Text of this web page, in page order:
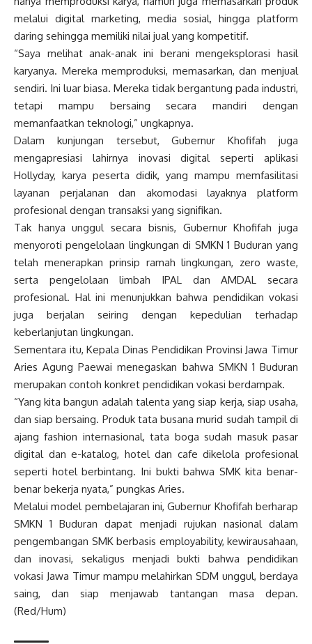
melalui digital marketing, media sosial, hingga platform
daring sehingga memiliki nilai jual yang kompetitif.
“Saya melihat anak-anak ini berani mengeksplorasi hasil
karyanya. Mereka memproduksi, memasarkan, dan menjual
sendiri. Ini luar biasa. Mereka tidak bergantung pada industri,
tetapi mampu bersaing secara mandiri dengan
memanfaatkan teknologi,” ungkapnya.
Dalam kunjungan tersebut, Gubernur Khofifah juga
mengapresiasi lahirnya inovasi digital seperti aplikasi
Hollyday, karya peserta didik, yang mampu memfasilitasi
layanan perjalanan dan akomodasi layaknya platform
profesional dengan transaksi yang signifikan.
Tak hanya unggul secara bisnis, Gubernur Khofifah juga
menyoroti pengelolaan lingkungan di SMKN 1 Buduran yang
telah menerapkan prinsip ramah lingkungan, zero waste,
serta pengelolaan limbah IPAL dan AMDAL secara
profesional. Hal ini menunjukkan bahwa pendidikan vokasi
juga berjalan seiring dengan kepedulian terhadap
keberlanjutan lingkungan.
Sementara itu, Kepala Dinas Pendidikan Provinsi Jawa Timur
Aries Agung Paewai menegaskan bahwa SMKN 1 Buduran
merupakan contoh konkret pendidikan vokasi berdampak.
“Yang kita bangun adalah talenta yang siap kerja, siap usaha,
dan siap bersaing. Produk tata busana murid sudah tampil di
ajang fashion internasional, tata boga sudah masuk pasar
digital dan e-katalog, hotel dan cafe dikelola profesional
seperti hotel berbintang. Ini bukti bahwa SMK kita benar-
benar bekerja nyata,” pungkas Aries.
Melalui model pembelajaran ini, Gubernur Khofifah berharap
SMKN 1 Buduran dapat menjadi rujukan nasional dalam
pengembangan SMK berbasis employability, kewirausahaan,
dan inovasi, sekaligus menjadi bukti bahwa pendidikan
vokasi Jawa Timur mampu melahirkan SDM unggul, berdaya
saing, dan siap menjawab tantangan masa depan.
(Red/Hum)